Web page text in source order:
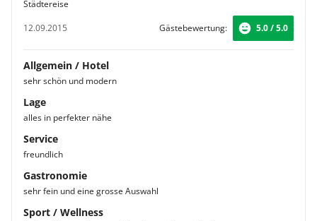
Städtereise
12.09.2015
Gästebewertung: 5.0 / 5.0
Allgemein / Hotel
sehr schön und modern
Lage
alles in perfekter nähe
Service
freundlich
Gastronomie
sehr fein und eine grosse Auswahl
Sport / Wellness